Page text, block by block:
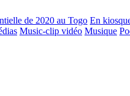
de 2020 au Togo En
Music-clip vidéo Musique